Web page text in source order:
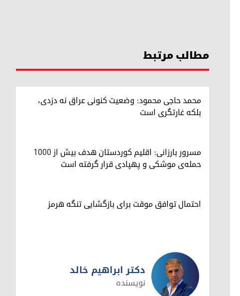
مطالب مرتبط
محمد حاجی محمود: وضعیت کنونی عراق نه دزدی،
بلکه غارتگری است
مسرور بارزانی: اقلیم کوردستان هدف بیش از ۱۰۰۰
حمله‌ی موشکی و پهپادی قرار گرفته است
احتمال توافق موقت برای بازگشایی تنگه هرمز
دکتر ابراهیم خالد
نویسنده